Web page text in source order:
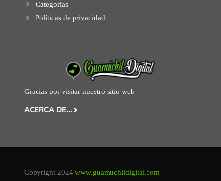
Categorias
Políticas de privacidad
Gracias por visitar nuestro sitio web
ACERCA DE...
Copyright 2024 www.guamuchildigital.com